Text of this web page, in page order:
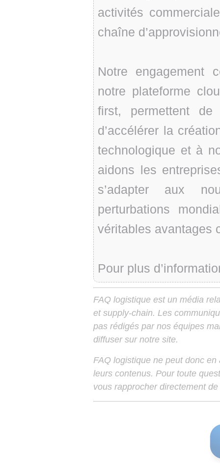
activités
chaîne
Notre engagement
notre plateforme
first, permettent
d’accélérer la
technologique et à
aidons les
s’adapter aux
perturbations
véritables avantages
Pour plus
FAQ logistique est un média
et supply-chain. Les
pas rédigés par nos équipes
diffuser sur notre site.
FAQ logistique ne peut donc
leurs contenus. Pour toute
vous rapprocher directement